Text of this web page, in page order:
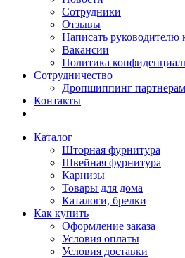
Сотрудники
Отзывы
Написать руководителю
Вакансии
Политика
Сотрудничество
Дропшиппинг партнерам
Контакты
Каталог
Шторная фурнитура
Швейная фурнитура
Карнизы
Товары для дома
Каталоги, брелки
Как купить
Оформление заказа
Условия оплаты
Условия доставки